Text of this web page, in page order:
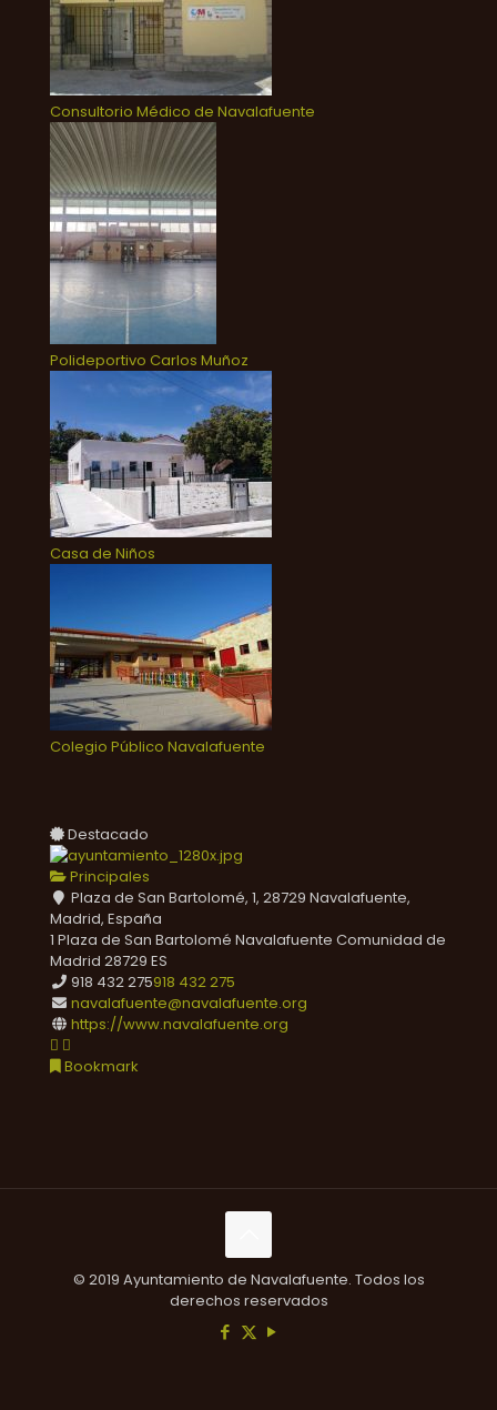
Consultorio Médico de Navalafuente
Polideportivo Carlos Muñoz
Casa de Niños
Colegio Público Navalafuente
Destacado
Principales
Plaza de San Bartolomé, 1, 28729 Navalafuente,
Madrid, España
1 Plaza de San Bartolomé Navalafuente Comunidad de
Madrid 28729 ES
918 432 275918 432 275
navalafuente@navalafuente.org
https://www.navalafuente.org
Bookmark
© 2019 Ayuntamiento de Navalafuente. Todos los
derechos reservados